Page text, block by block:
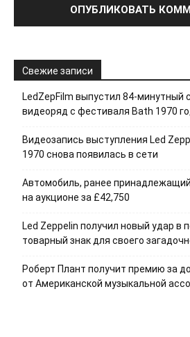
Свежие записи
LedZepFilm выпустил 84-минутный
видеоряд с фестиваля Bath 1970
Видеозапись выступления Led
1970 снова появилась в сети
Автомобиль, ранее
на аукционе за £42,750
Led Zeppelin получил новый удар в
товарный знак для своего
Роберт Плант получит премию за
от Американской музыкальной